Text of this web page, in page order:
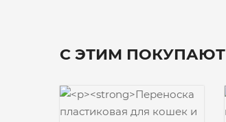
С ЭТИМ ПОКУПАЮТ